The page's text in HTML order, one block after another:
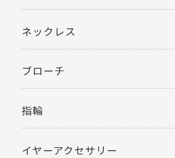
ネックレス
ブローチ
指輪
イヤーアクセサリー